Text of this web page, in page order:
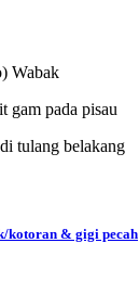
Wabak
gam pada pisau
tulang belakang
kotoran & gigi pecah